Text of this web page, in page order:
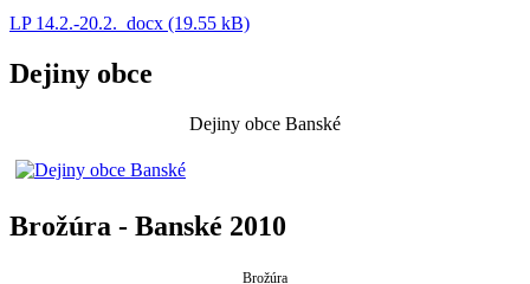
LP 14.2.-20.2._docx (19.55 kB)
Dejiny obce
Dejiny obce Banské
Brožúra - Banské 2010
Brožúra